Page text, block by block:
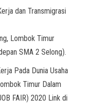
dan Transmigrasi
Lombok Timur
SMA 2 Selong).
Pada Dunia Usaha
Timur Dalam
FAIR) 2020 Link di